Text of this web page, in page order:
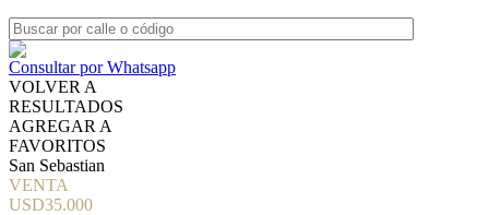
Consultar por Whatsapp
VOLVER A
RESULTADOS
AGREGAR A
FAVORITOS
San Sebastian
VENTA
USD35.000